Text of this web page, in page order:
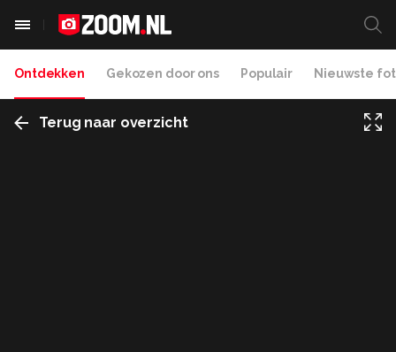
Ontdekken Gekozen door ons Populair Nieuwste
Terug naar overzicht